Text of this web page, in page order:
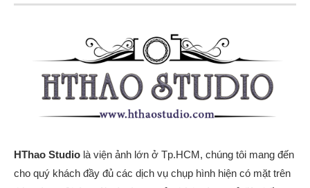
HThao Studio là viện ảnh lớn ở Tp.HCM, chúng tôi mang đến
cho quý khách đầy đủ các dịch vụ chụp hình hiện có mặt trên